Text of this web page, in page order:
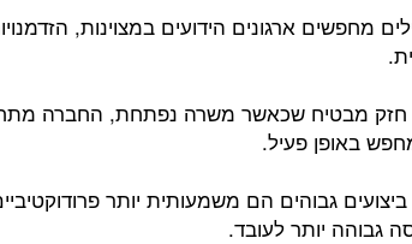
מחפשים ארגונים הידועים במצוינות,
חזק מבטיח שכאשר משרה נפתחת, החברה
באופן פעיל.
גבוהים הם משמעותית יותר
גבוהה יותר לעובד.